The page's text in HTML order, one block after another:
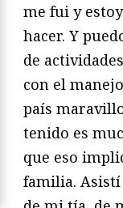
me fui y
hacer. Y
de
con el
país
tenido es
que eso
familia. Asistí